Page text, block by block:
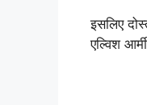
इसलिए
एल्विश